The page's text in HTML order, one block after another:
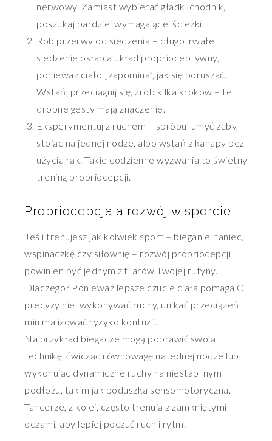
nerwowy. Zamiast wybierać gładki chodnik,
poszukaj bardziej wymagającej ścieżki.
Rób przerwy od siedzenia – długotrwałe
siedzenie osłabia układ proprioceptywny,
ponieważ ciało „zapomina”, jak się poruszać.
Wstań, przeciągnij się, zrób kilka kroków – te
drobne gesty mają znaczenie.
Eksperymentuj z ruchem – spróbuj umyć zęby,
stojąc na jednej nodze, albo wstań z kanapy bez
użycia rąk. Takie codzienne wyzwania to świetny
trening propriocepcji.
Propriocepcja a rozwój w sporcie
Jeśli trenujesz jakikolwiek sport – bieganie, taniec,
wspinaczkę czy siłownię – rozwój propriocepcji
powinien być jednym z filarów Twojej rutyny.
Dlaczego? Ponieważ lepsze czucie ciała pomaga Ci
precyzyjniej wykonywać ruchy, unikać przeciążeń i
minimalizować ryzyko kontuzji.
Na przykład biegacze mogą poprawić swoją
technikę, ćwicząc równowagę na jednej nodze lub
wykonując dynamiczne ruchy na niestabilnym
podłożu, takim jak poduszka sensomotoryczna.
Tancerze, z kolei, często trenują z zamkniętymi
oczami, aby lepiej poczuć ruch i rytm.